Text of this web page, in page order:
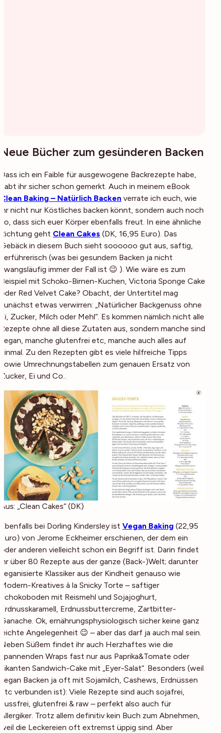
Neue Bücher zum gesünderen Backen
Dass ich ein Faible für ausgewogene Backrezepte habe,
habt ihr sicher schon gemerkt. Auch in meinem eBook
Clean Baking – Natürlich Backen verrate ich euch, wie
ihr nicht nur Köstliches backen könnt, sondern auch noch
so, dass sich euer Körper ebenfalls freut. In eine ähnliche
Richtung geht Clean Cakes (DK, 16,95 Euro). Das
Gebäck in diesem Buch sieht soooooo gut aus, saftig,
verführerisch (was bei gesundem Backen ja nicht
zwangsläufig immer der Fall ist 😉 ). Wie wäre es zum
Beispiel mit Schoko-Birnen-Kuchen, Victoria Sponge Cake
oder Red Velvet Cake? Obacht, der Untertitel mag
zunächst etwas verwirren: „Natürlicher Backgenuss ohne
Ei, Zucker, Milch oder Mehl“. Es kommen nämlich nicht alle
Rezepte ohne all diese Zutaten aus, sondern manche sind
vegan, manche glutenfrei etc, manche auch alles auf
einmal. Zu den Rezepten gibt es viele hilfreiche Tipps
sowie Umrechnungstabellen zum genauen Ersatz von
Zucker, Ei und Co..
Aus: „Clean Cakes“ (DK)
Ebenfalls bei Dorling Kindersley ist Vegan Baking (22,95
Euro) von Jerome Eckheimer erschienen, der dem ein
oder anderen vielleicht schon ein Begriff ist. Darin findet
ihr über 80 Rezepte aus der ganze (Back-)Welt; darunter
veganisierte Klassiker aus der Kindheit genauso wie
Modern-Kreatives à la Snicky Torte – saftiger
Schokoboden mit Reismehl und Sojajoghurt,
Erdnusskaramell, Erdnussbuttercreme, Zartbitter-
Ganache. Ok, ernährungsphysiologisch sicher keine ganz
leichte Angelegenheit 😉 – aber das darf ja auch mal sein.
Neben Süßem findet ihr auch Herzhaftes wie die
spannenden Wraps fast nur aus Paprika&Tomate oder
pikanten Sandwich-Cake mit „Eyer-Salat“. Besonders (weil
vegan Backen ja oft mit Sojamilch, Cashews, Erdnüssen
etc verbunden ist): Viele Rezepte sind auch sojafrei,
nussfrei, glutenfrei & raw – perfekt also auch für
Allergiker. Trotz allem definitiv kein Buch zum Abnehmen,
weil die Leckereien oft extremst üppig sind. Aber